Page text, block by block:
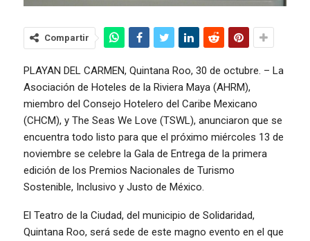
Compartir
PLAYAN DEL CARMEN, Quintana Roo, 30 de octubre. – La
Asociación de Hoteles de la Riviera Maya (AHRM),
miembro del Consejo Hotelero del Caribe Mexicano
(CHCM), y The Seas We Love (TSWL), anunciaron que se
encuentra todo listo para que el próximo miércoles 13 de
noviembre se celebre la Gala de Entrega de la primera
edición de los Premios Nacionales de Turismo
Sostenible, Inclusivo y Justo de México.
El Teatro de la Ciudad, del municipio de Solidaridad,
Quintana Roo, será sede de este magno evento en el que